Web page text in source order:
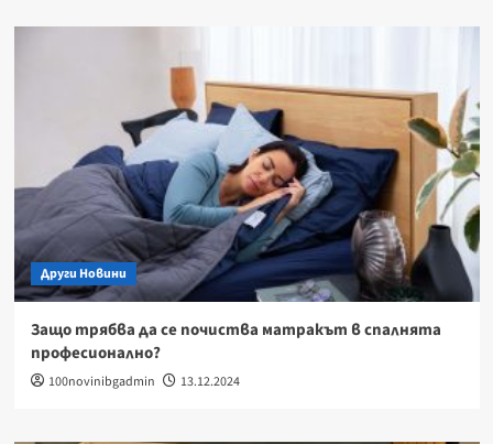
Други Новини
Защо трябва да се почиства матракът в спалнята
професионално?
100novinibgadmin 13.12.2024